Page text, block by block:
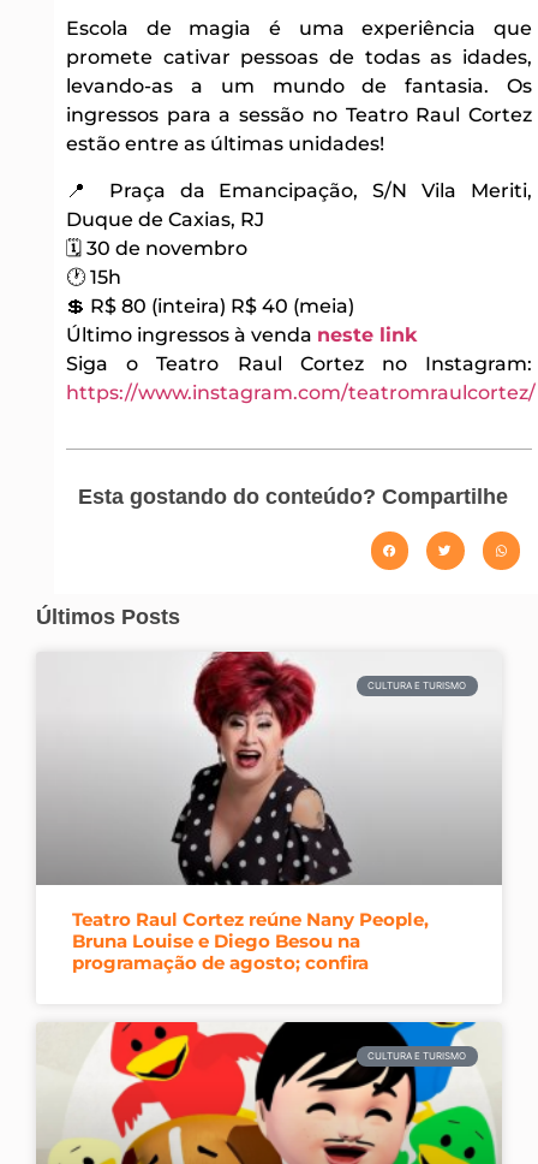
Escola de magia é uma experiência que
promete cativar pessoas de todas as idades,
levando-as a um mundo de fantasia. Os
ingressos para a sessão no Teatro Raul Cortez
estão entre as últimas unidades!
📍 Praça da Emancipação, S/N Vila Meriti,
Duque de Caxias, RJ
🗓 30 de novembro
🕐 15h
💲 R$ 80 (inteira) R$ 40 (meia)
Último ingressos à venda neste link
Siga o Teatro Raul Cortez no Instagram:
https://www.instagram.com/teatromraulcortez/
Esta gostando do conteúdo? Compartilhe
Últimos Posts
CULTURA E TURISMO
Teatro Raul Cortez reúne Nany People,
Bruna Louise e Diego Besou na
programação de agosto; confira
CULTURA E TURISMO